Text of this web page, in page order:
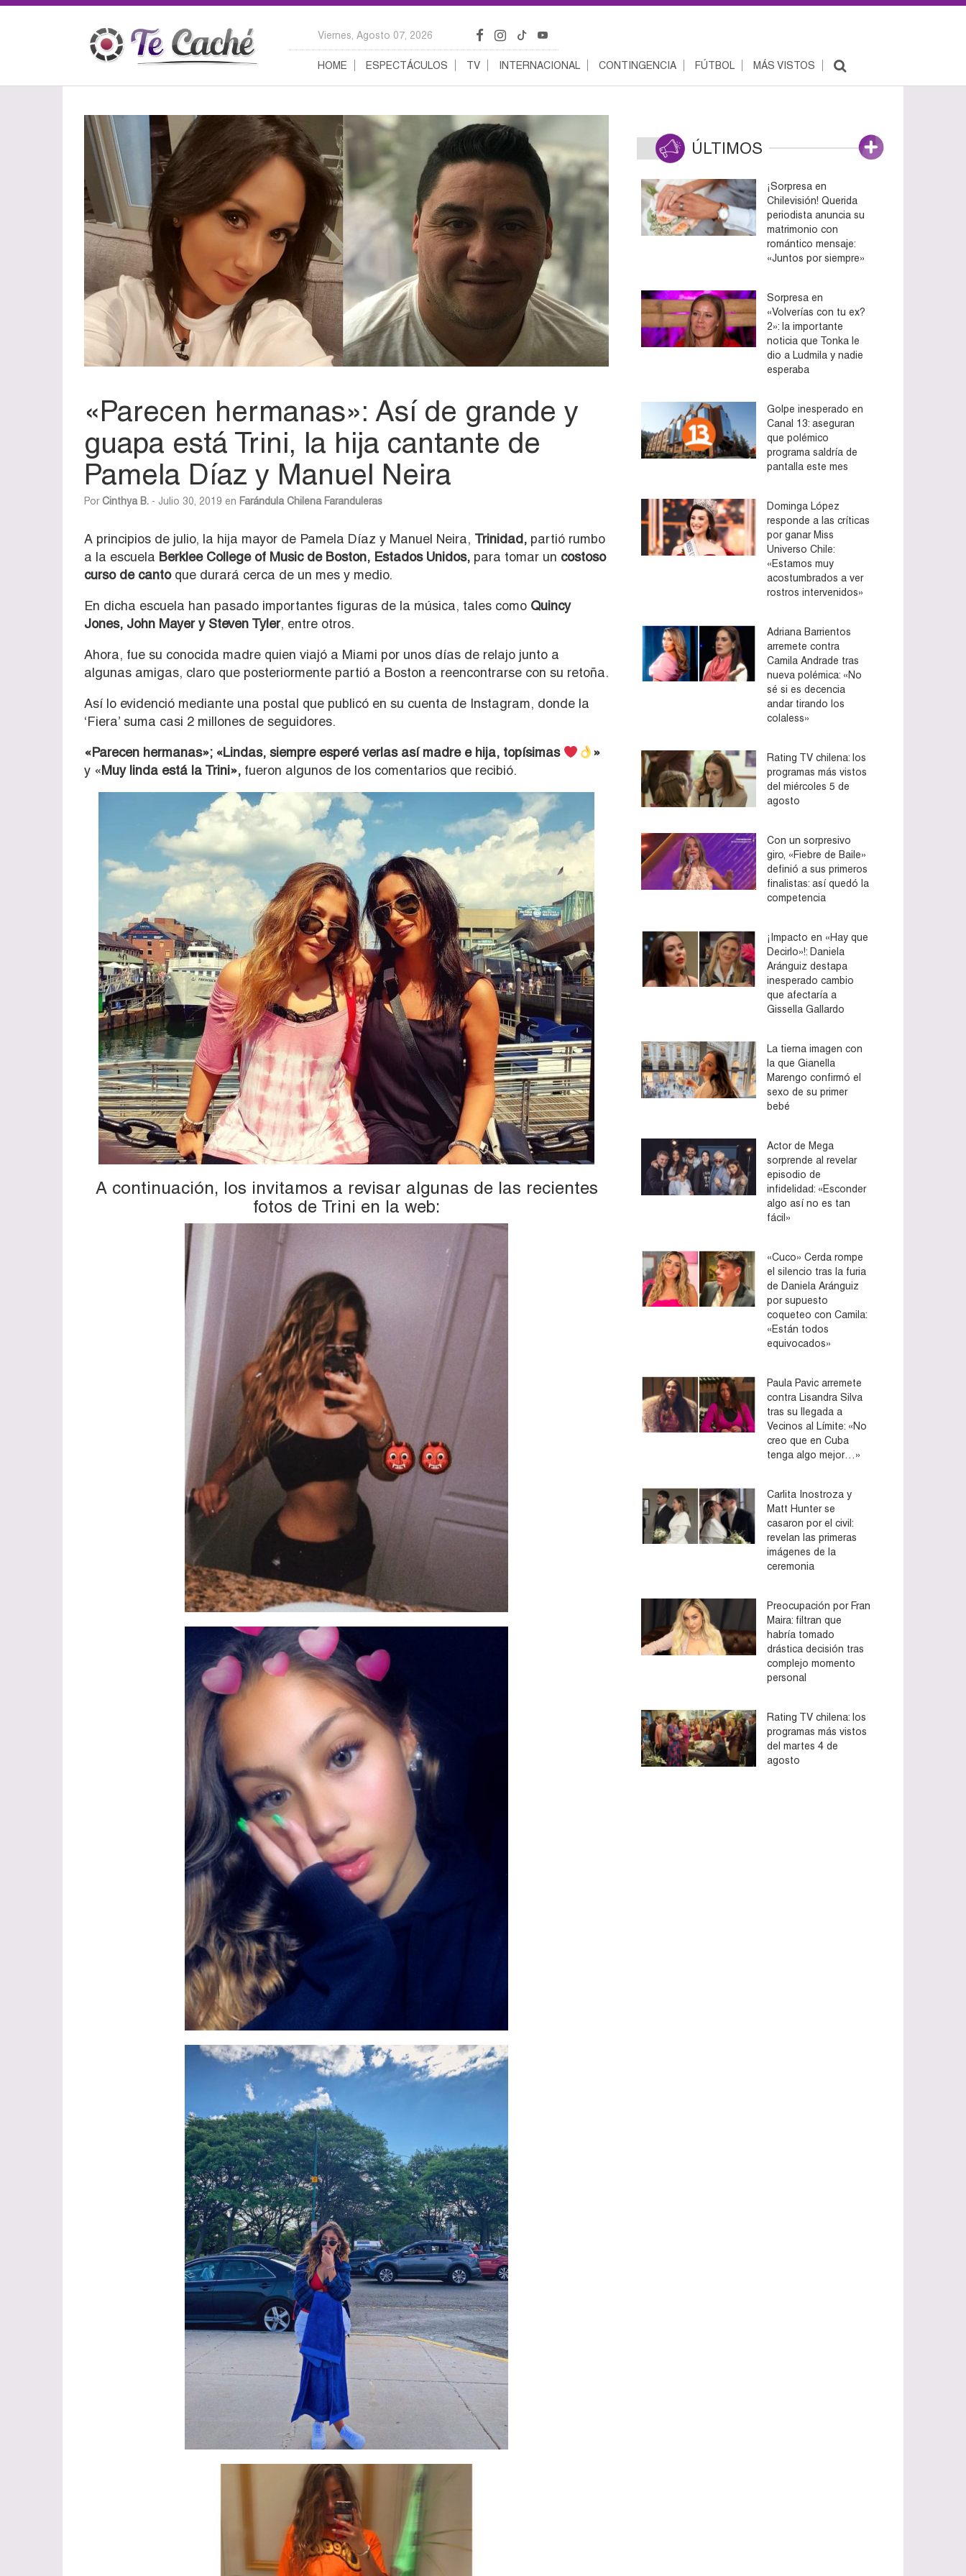
Viernes, Agosto 07, 2026
HOME ESPECTÁCULOS TV INTERNACIONAL CONTINGENCIA FÚTBOL MÁS VISTOS
«Parecen hermanas»: Así de grande y
guapa está Trini, la hija cantante de
Pamela Díaz y Manuel Neira
PorCinthya B. - Julio 30, 2019 en Farándula Chilena Faranduleras
A principios de julio, la hija mayor de Pamela Díaz y Manuel Neira, Trinidad, partió rumbo
a la escuela Berklee College of Music de Boston, Estados Unidos, para tomar un costoso
curso de cantoque durará cerca de un mes y medio.
En dicha escuela han pasado importantes figuras de la música, tales como Quincy
Jones, John Mayer y Steven Tyler, entre otros.
Ahora, fue su conocida madre quien viajó a Miami por unos días de relajo junto a
algunas amigas, claro que posteriormente partió a Boston a reencontrarse con su retoña.
Así lo evidenció mediante una postal que publicó en su cuenta de Instagram, donde la
‘Fiera’ suma casi 2 millones de seguidores.
«Parecen hermanas»; «Lindas, siempre esperé verlas así madre e hija, topísimas
»
y «Muy linda está la Trini», fueron algunos de los comentarios que recibió.
A continuación, los invitamos a revisar algunas de las recientes
fotos de Trini en la web:
ÚLTIMOS
¡Sorpresa en
Chilevisión! Querida
periodista anuncia su
matrimonio con
romántico mensaje:
«Juntos por siempre»
Sorpresa en
«Volverías con tu ex?
2»: la importante
noticia que Tonka le
dio a Ludmila y nadie
esperaba
Golpe inesperado en
Canal 13: aseguran
que polémico
programa saldría de
pantalla este mes
Dominga López
responde a las críticas
por ganar Miss
Universo Chile:
«Estamos muy
acostumbrados a ver
rostros intervenidos»
Adriana Barrientos
arremete contra
Camila Andrade tras
nueva polémica: «No
sé si es decencia
andar tirando los
colaless»
Rating TV chilena: los
programas más vistos
del miércoles 5 de
agosto
Con un sorpresivo
giro, «Fiebre de Baile»
definió a sus primeros
finalistas: así quedó la
competencia
¡Impacto en «Hay que
Decirlo»!: Daniela
Aránguiz destapa
inesperado cambio
que afectaría a
Gissella Gallardo
La tierna imagen con
la que Gianella
Marengo confirmó el
sexo de su primer
bebé
Actor de Mega
sorprende al revelar
episodio de
infidelidad: «Esconder
algo así no es tan
fácil»
«Cuco» Cerda rompe
el silencio tras la furia
de Daniela Aránguiz
por supuesto
coqueteo con Camila:
«Están todos
equivocados»
Paula Pavic arremete
contra Lisandra Silva
tras su llegada a
Vecinos al Límite: «No
creo que en Cuba
tenga algo mejor…»
Carlita Inostroza y
Matt Hunter se
casaron por el civil:
revelan las primeras
imágenes de la
ceremonia
Preocupación por Fran
Maira: filtran que
habría tomado
drástica decisión tras
complejo momento
personal
Rating TV chilena: los
programas más vistos
del martes 4 de
agosto